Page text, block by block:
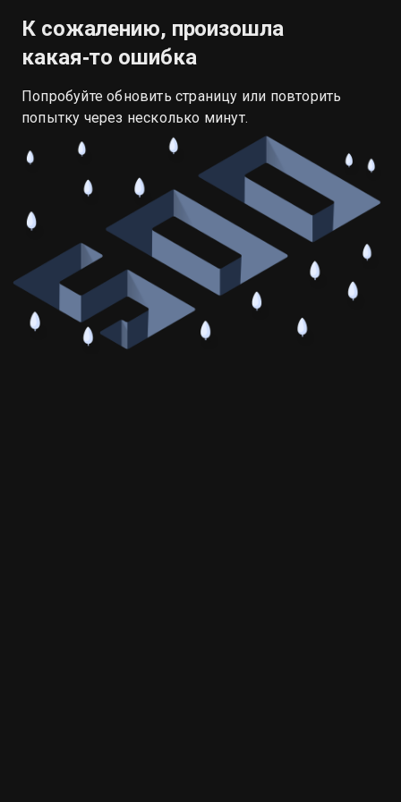
К сожалению, произошла
какая‑то ошибка
Попробуйте обновить страницу или повторить
попытку через несколько минут.